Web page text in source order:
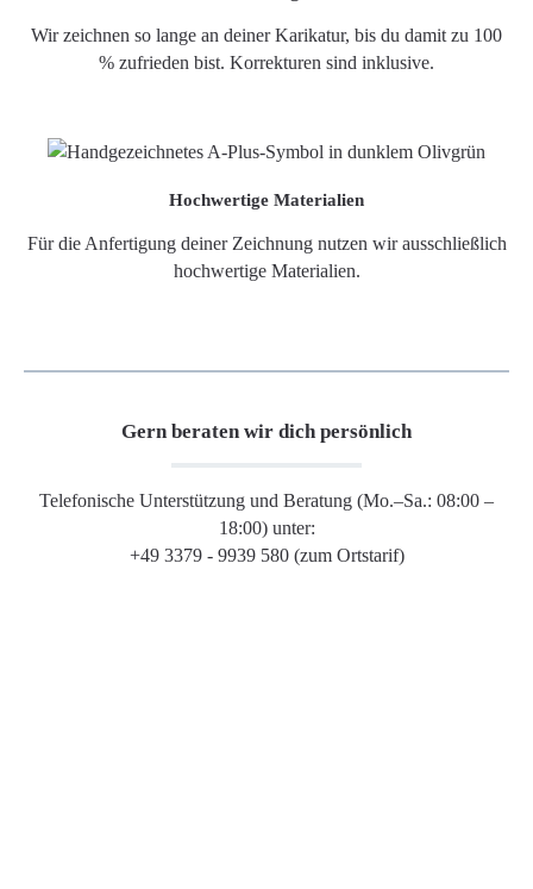
Wir zeichnen so lange an deiner Karikatur, bis du damit zu 100
% zufrieden bist. Korrekturen sind inklusive.
Hochwertige Materialien
Für die Anfertigung deiner Zeichnung nutzen wir ausschließlich
hochwertige Materialien.
Gern beraten wir dich persönlich
Telefonische Unterstützung und Beratung (Mo.–Sa.: 08:00 –
18:00) unter:
+49 3379 - 9939 580 (zum Ortstarif)